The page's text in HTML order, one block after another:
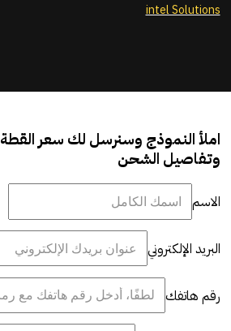
intel Solutions
املأ النموذج وسنرسل لك سعر القطة
وتفاصيل الشحن
الاسم
البريد الإلكتروني
رقم هاتفك